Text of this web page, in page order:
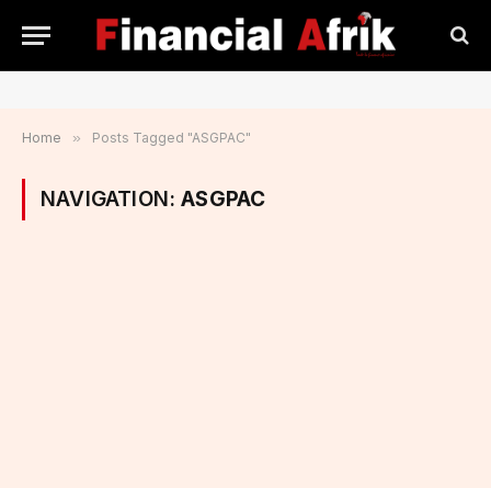
Home » Posts Tagged "ASGPAC"
NAVIGATION:ASGPAC